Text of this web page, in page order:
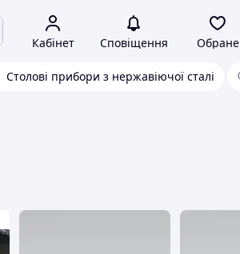
Кабінет Сповіщення Обране
Столові прибори з нержавіючої сталі